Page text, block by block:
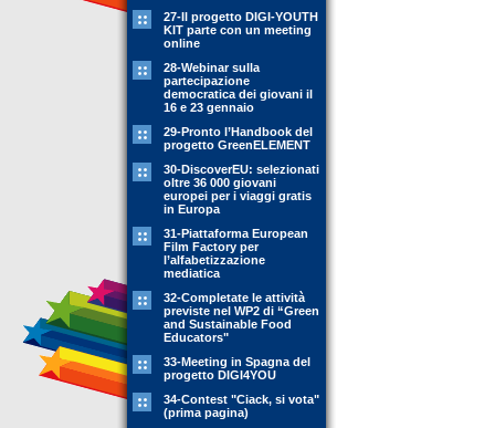
27-Il progetto DIGI-YOUTH
KIT parte con un meeting
online
28-Webinar sulla
partecipazione
democratica dei giovani il
16 e 23 gennaio
29-Pronto l’Handbook del
progetto GreenELEMENT
30-DiscoverEU: selezionati
oltre 36 000 giovani
europei per i viaggi gratis
in Europa
31-Piattaforma European
Film Factory per
l’alfabetizzazione
mediatica
32-Completate le attività
previste nel WP2 di “Green
and Sustainable Food
Educators"
33-Meeting in Spagna del
progetto DIGI4YOU
34-Contest "Ciack, si vota"
(prima pagina)